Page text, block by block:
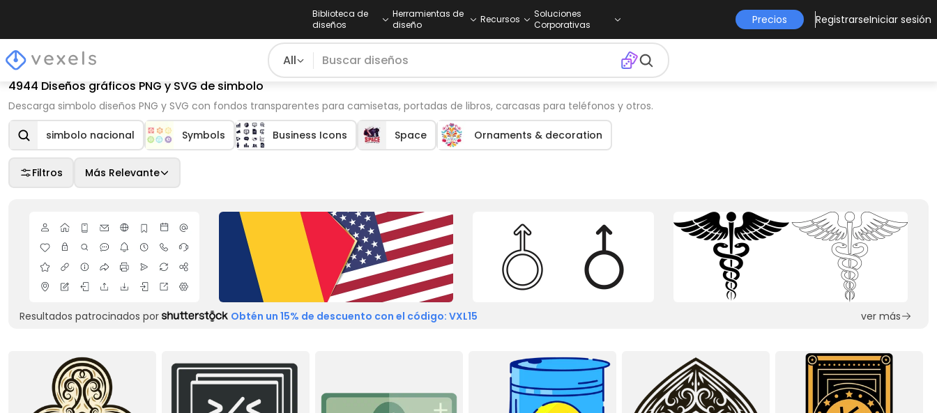
Biblioteca de
diseños
Herramientas de
diseño
Recursos
Soluciones
Corporativas
Precios RegistrarseIniciar sesión
All
4944 Diseños gráficos PNG y SVG de simbolo
Descarga simbolo diseños PNG y SVG con fondos transparentes para camisetas, portadas de libros, carcasas para teléfonos y otros.
simbolo nacional Symbols Business Icons Space Ornaments & decoration
Filtros Más Relevante
Resultados patrocinados por Obtén un 15% de descuento con el código: VXL15 ver más